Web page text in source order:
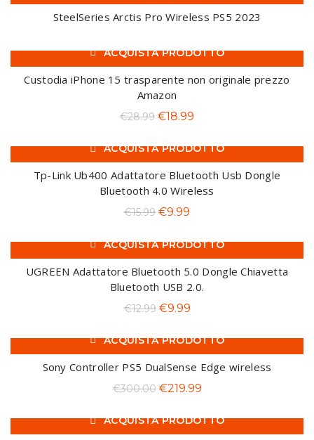
SteelSeries Arctis Pro Wireless PS5 2023
-34%
ACQUISTA PRODOTTO
Custodia iPhone 15 trasparente non originale prezzo
Amazon
€28.99 Il
originale
€28.99.
€18.99
attuale
€18.99.
-38%
ACQUISTA PRODOTTO
Tp-Link Ub400 Adattatore Bluetooth Usb Dongle
Bluetooth 4.0 Wireless
€15.99 Il
originale
€15.99.
€9.99
attuale
€9.99.
-23%
ACQUISTA PRODOTTO
UGREEN Adattatore Bluetooth 5.0 Dongle Chiavetta
Bluetooth USB 2.0.
€12.99 Il
originale
€9.99Il
attuale
€9.99.
-27%
ACQUISTA PRODOTTO
Sony Controller PS5 DualSense Edge wireless
€300.00 Il
originale
€219.99Il
attuale
-15%
ACQUISTA PRODOTTO